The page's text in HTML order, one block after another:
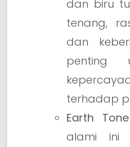
dan biru
tenang,
dan
penting
terhadap
Earth
alami ini